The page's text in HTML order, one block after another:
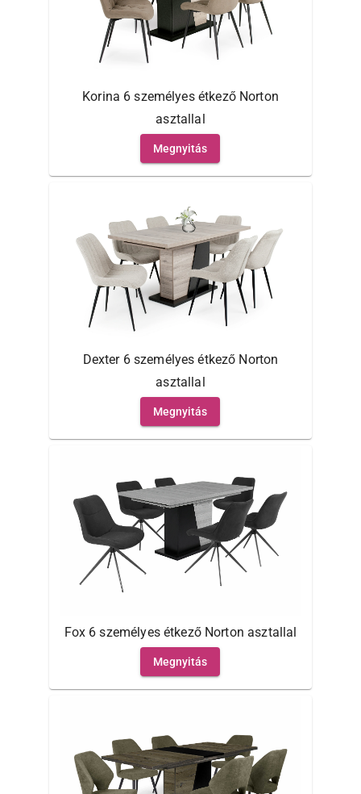
Korina 6 személyes étkező Norton
asztallal
Megnyitás
Dexter 6 személyes étkező Norton
asztallal
Megnyitás
Fox 6 személyes étkező Norton asztallal
Megnyitás